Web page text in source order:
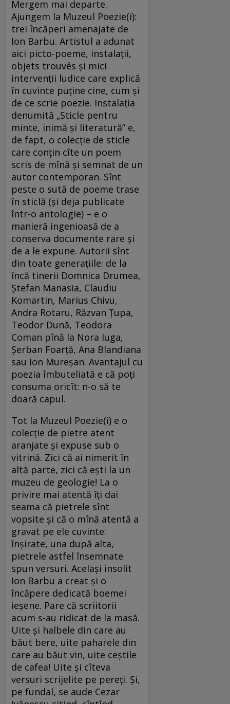
Mergem mai departe.
Ajungem la Muzeul Poezie(i):
trei încăperi amenajate de
Ion Barbu. Artistul a adunat
aici picto-poeme, instalații,
objets trouvés și mici
intervenții ludice care explică
în cuvinte puține cine, cum și
de ce scrie poezie. Instalația
denumită „Sticle pentru
minte, inimă și literatură” e,
de fapt, o colecție de sticle
care conțin cîte un poem
scris de mînă și semnat de un
autor contemporan. Sînt
peste o sută de poeme trase
în sticlă (și deja publicate
într-o antologie) – e o
manieră ingenioasă de a
conserva documente rare și
de a le expune. Autorii sînt
din toate generațiile: de la
încă tinerii Domnica Drumea,
Ştefan Manasia, Claudiu
Komartin, Marius Chivu,
Andra Rotaru, Răzvan Ţupa,
Teodor Dună, Teodora
Coman pînă la Nora Iuga,
Şerban Foarţă, Ana Blandiana
sau Ion Mureşan. Avantajul cu
poezia îmbuteliată e că poți
consuma oricît: n-o să te
doară capul.
Tot la Muzeul Poezie(i) e o
colecție de pietre atent
aranjate și expuse sub o
vitrină. Zici că ai nimerit în
altă parte, zici că ești la un
muzeu de geologie! La o
privire mai atentă îți dai
seama că pietrele sînt
vopsite și că o mînă atentă a
gravat pe ele cuvinte:
înșirate, una după alta,
pietrele astfel însemnate
spun versuri. Același insolit
Ion Barbu a creat și o
încăpere dedicată boemei
ieșene. Pare că scriitorii
acum s-au ridicat de la masă.
Uite și halbele din care au
băut bere, uite paharele din
care au băut vin, uite ceștile
de cafea! Uite și cîteva
versuri scrijelite pe pereți. Și,
pe fundal, se aude Cezar